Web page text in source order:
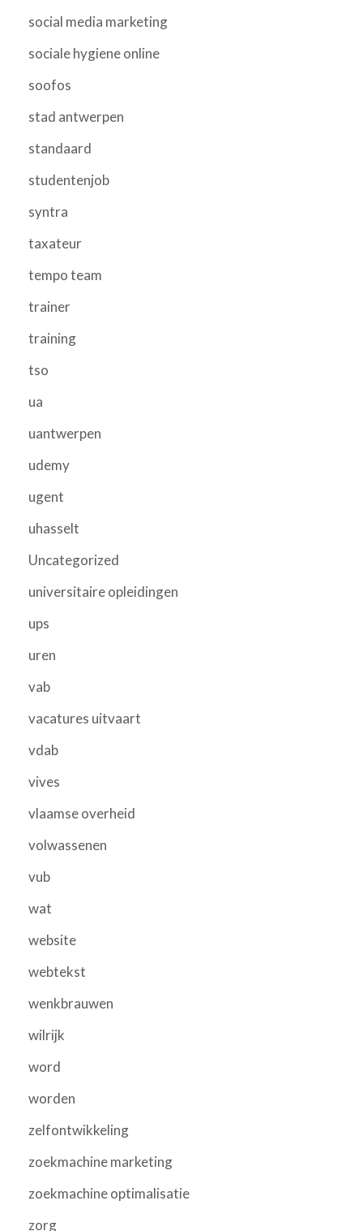
social media marketing
sociale hygiene online
soofos
stad antwerpen
standaard
studentenjob
syntra
taxateur
tempo team
trainer
training
tso
ua
uantwerpen
udemy
ugent
uhasselt
Uncategorized
universitaire opleidingen
ups
uren
vab
vacatures uitvaart
vdab
vives
vlaamse overheid
volwassenen
vub
wat
website
webtekst
wenkbrauwen
wilrijk
word
worden
zelfontwikkeling
zoekmachine marketing
zoekmachine optimalisatie
zorg